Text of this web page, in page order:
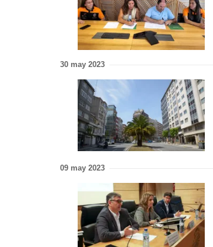
30 may 2023
09 may 2023